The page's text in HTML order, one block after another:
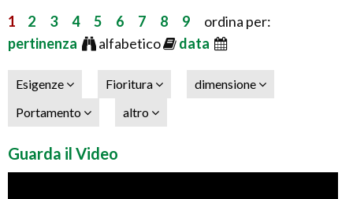
1 2 3 4 5 6 7 8 9 ordina per:
pertinenza
alfabetico data
Esigenze Fioritura
dimensione
Portamento
altro
Guarda il Video